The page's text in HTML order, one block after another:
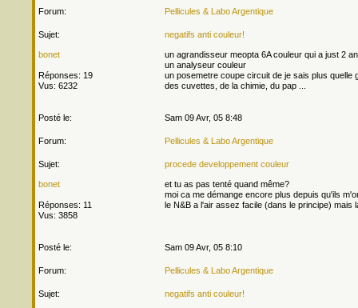
Forum: Pellicules & Labo Argentique
Sujet: negatifs anti couleur!
bonet
Réponses: 19
Vus: 6232
un agrandisseur meopta 6A couleur qui a just 2
un analyseur couleur
un posemetre coupe circuit de je sais plus quelle
des cuvettes, de la chimie, du pap ...
Posté le: Sam 09 Avr, 05 8:48
Forum: Pellicules & Labo Argentique
Sujet: procede developpement couleur
bonet
Réponses: 11
Vus: 3858
et tu as pas tenté quand même?
moi ca me démange encore plus depuis qu'ils
le N&B a l'air assez facile (dans le principe) mais
Posté le: Sam 09 Avr, 05 8:10
Forum: Pellicules & Labo Argentique
Sujet: negatifs anti couleur!